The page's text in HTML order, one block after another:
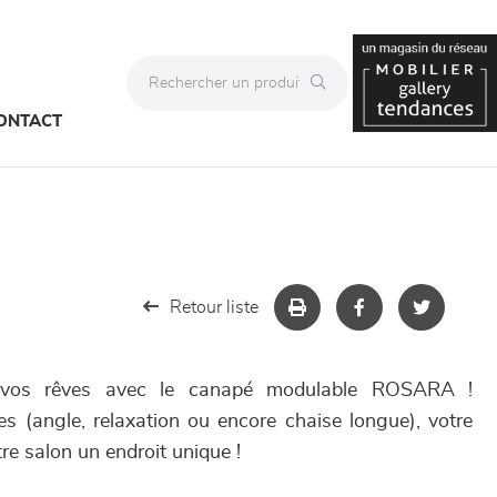
Retour liste
rêves avec le canapé modulable ROSARA !
(angle, relaxation ou encore chaise longue), votre
salon un endroit unique !